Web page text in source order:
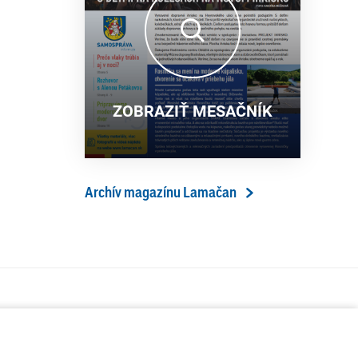
18. 6. 2026
13. ročník Simultánky pod
lipami v Lamači priniesol
výborný šach aj príjemnú
komunitnú atmosféru
ZOBRAZIŤ MESAČNÍK
Archív magazínu Lamačan